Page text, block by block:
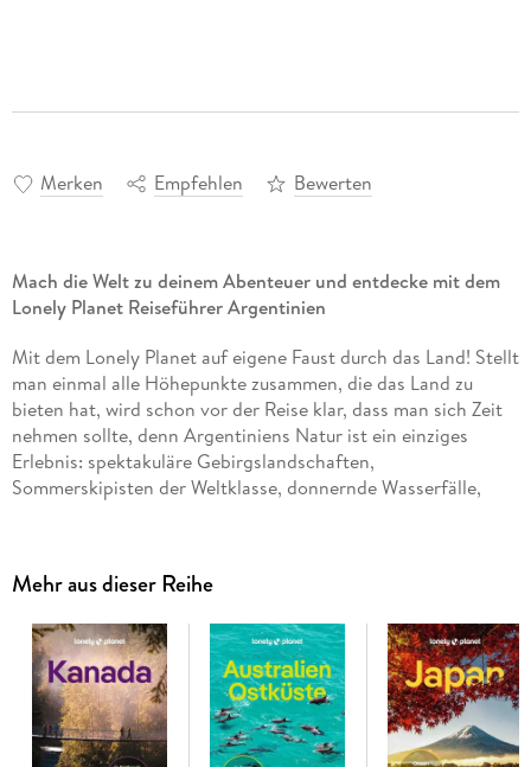
Merken Empfehlen Bewerten
Mach die Welt zu deinem Abenteuer und entdecke mit dem
Lonely Planet Reiseführer Argentinien
Mit dem Lonely Planet auf eigene Faust durch das Land! Stellt
man einmal alle Höhepunkte zusammen, die das Land zu
bieten hat, wird schon vor der Reise klar, dass man sich Zeit
nehmen sollte, denn Argentiniens Natur ist ein einziges
Erlebnis: spektakuläre Gebirgslandschaften,
Sommerskipisten der Weltklasse, donnernde Wasserfälle,
Sie auf keinen Fall versäumen dürfen und abseits der
Touristenpfade erleben können. Sie möchten in die Heimat
von Diego Maradonna? Ob Backpacker, Pauschalreisender
oder 5-Sterne-Tourist - mit dem Lonely Planet im Rucksack,
Handschuhfach oder Satteltasche sind Sie garantiert bestens
gerüstet.
Mehr aus dieser Reihe